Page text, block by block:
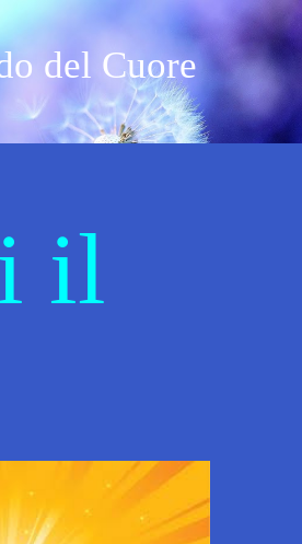
del Cuore
il